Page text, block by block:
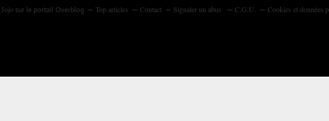
Jojo sur le portail Overblog Top articles Contact Signaler un abus C.G.U. Cookies et données